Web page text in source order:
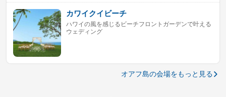
カワイクイビーチ
ハワイの風を感じるビーチフロントガーデンで叶える
ウェディング
オアフ島の会場をもっと見る